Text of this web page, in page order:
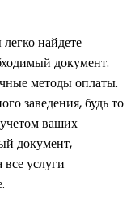
найдете
документ.
методы оплаты.
заведения, будь то
ваших
документ,
услуги